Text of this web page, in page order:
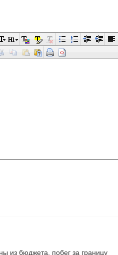
из бюджета, побег за границу